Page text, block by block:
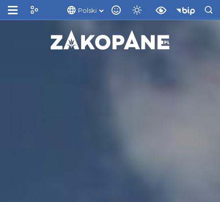
Polski